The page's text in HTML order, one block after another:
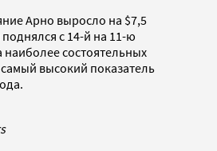
Арно выросло на $7,5
с 14-й на 11-ю
наиболее состоятельных
высокий показатель